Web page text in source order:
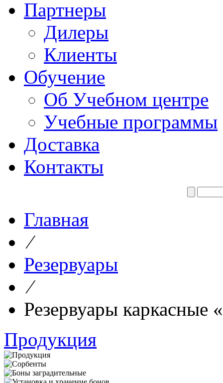
Партнеры
Дилеры
Клиенты
Обучение
Об Учебном центре
Учебные программы
Доставка
Контакты
Главная
⁄
Резервуары
⁄
Резервуары каркасные
Продукция